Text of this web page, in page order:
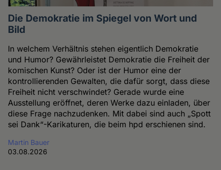
Die Demokratie im Spiegel von Wort und
Bild
In welchem Verhältnis stehen eigentlich Demokratie
und Humor? Gewährleistet Demokratie die Freiheit der
komischen Kunst? Oder ist der Humor eine der
kontrollierenden Gewalten, die dafür sorgt, dass diese
Freiheit nicht verschwindet? Gerade wurde eine
Ausstellung eröffnet, deren Werke dazu einladen, über
diese Frage nachzudenken. Mit dabei sind auch „Spott
sei Dank“-Karikaturen, die beim hpd erschienen sind.
Martin Bauer
03.08.2026